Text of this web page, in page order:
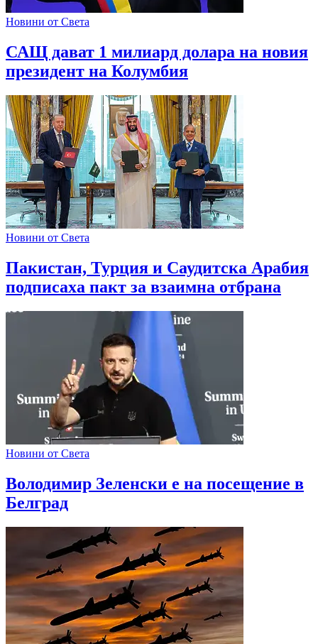
Новини от Света
САЩ дават 1 милиард долара на новия
президент на Колумбия
Новини от Света
Пакистан, Турция и Саудитска Арабия
подписаха пакт за взаимна отбрана
Новини от Света
Володимир Зеленски е на посещение в
Белград